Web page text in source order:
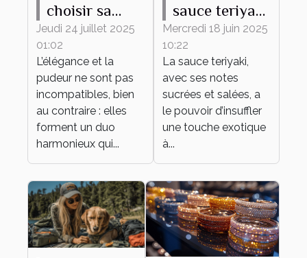
choisir sa
tenue
élégante et
pudique pour
tout
événement ?
Jeudi 24 juillet 2025
01:02
L’élégance et la
pudeur ne sont pas
incompatibles, bien
au contraire : elles
forment un duo
harmonieux qui...
sauce teriyaki
transforme
vos plats du
quotidien
Mercredi 18 juin 2025
10:22
La sauce teriyaki,
avec ses notes
sucrées et salées, a
le pouvoir d’insuffler
une touche exotique
à...